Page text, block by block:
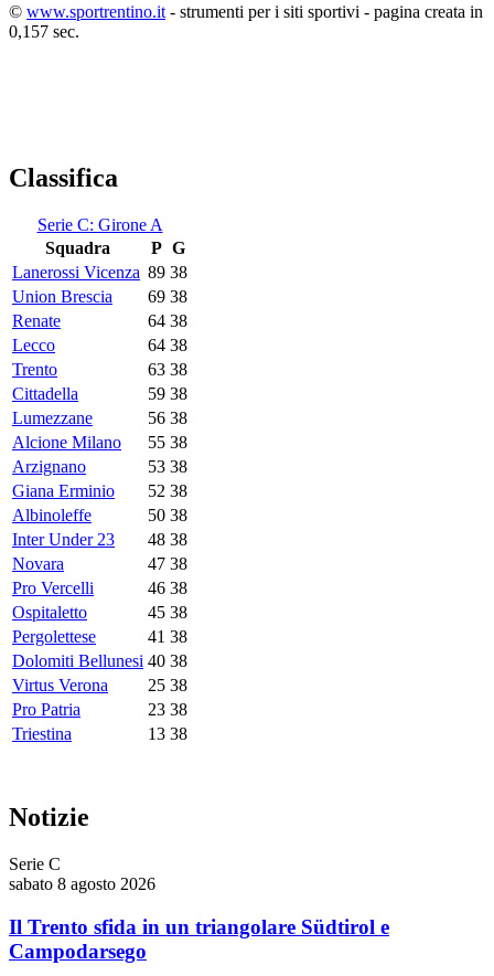
© www.sportrentino.it - strumenti per i siti sportivi - pagina creata in
0,157 sec.
Classifica
Serie C: Girone A
Squadra
P G
Lanerossi Vicenza 89 38
Union Brescia
69 38
Renate
64 38
Lecco
64 38
Trento
63 38
Cittadella
59 38
Lumezzane
56 38
Alcione Milano
55 38
Arzignano
53 38
Giana Erminio
52 38
Albinoleffe
50 38
Inter Under 23
48 38
Novara
47 38
Pro Vercelli
46 38
Ospitaletto
45 38
Pergolettese
41 38
Dolomiti Bellunesi 40 38
Virtus Verona
25 38
Pro Patria
23 38
Triestina
13 38
Notizie
Serie C
sabato 8 agosto 2026
Il Trento sfida in un triangolare Südtirol e
Campodarsego